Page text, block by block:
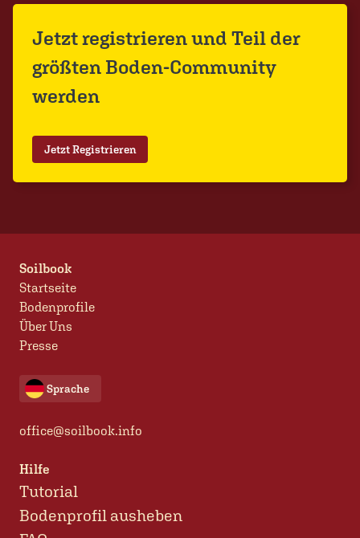
Jetzt registrieren und Teil der
größten Boden-Community
werden
Jetzt Registrieren
Soilbook
Startseite
Bodenprofile
Über Uns
Presse
Sprache
office@soilbook.info
Hilfe
Tutorial
Bodenprofil ausheben